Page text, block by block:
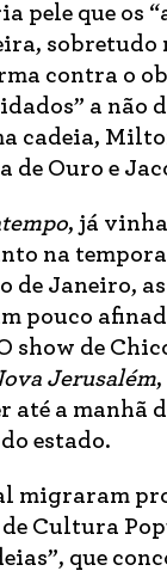
que os
contra o
a não
cadeia,
de Ouro e
, já
na
de Janeiro,
pouco
show de
Jerusalém
até a
estado.
migraram
de Cultura
que